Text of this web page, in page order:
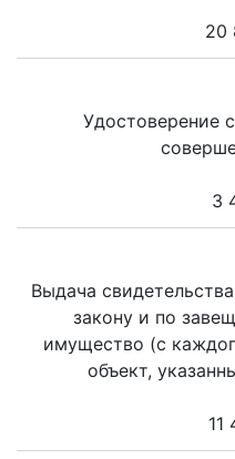
20
Удостоверение
3
Выдача
закону и по
имущество (с
объект,
11